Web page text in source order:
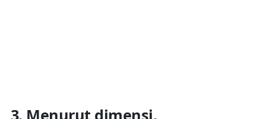
3. Menurut dimensi.